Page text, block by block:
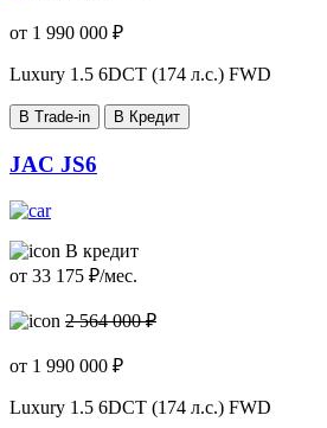
от 1 990 000 ₽
Luxury 1.5 6DCT (174 л.с.) FWD
В Trade-in В Кредит
JAC JS6
В кредит
от 33 175 ₽/мес.
2 564 000 ₽
от 1 990 000 ₽
Luxury 1.5 6DCT (174 л.с.) FWD